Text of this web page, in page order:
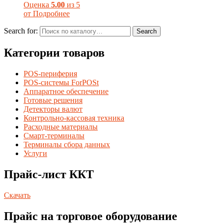
Оценка 5.00 из 5
от Подробнее
Search for: Search
Категории товаров
POS-периферия
POS-системы ForPOSt
Аппаратное обеспечение
Готовые решения
Детекторы валют
Контрольно-кассовая техника
Расходные материалы
Смарт-терминалы
Терминалы сбора данных
Услуги
Прайс-лист ККТ
Скачать
Прайс на торговое оборудование